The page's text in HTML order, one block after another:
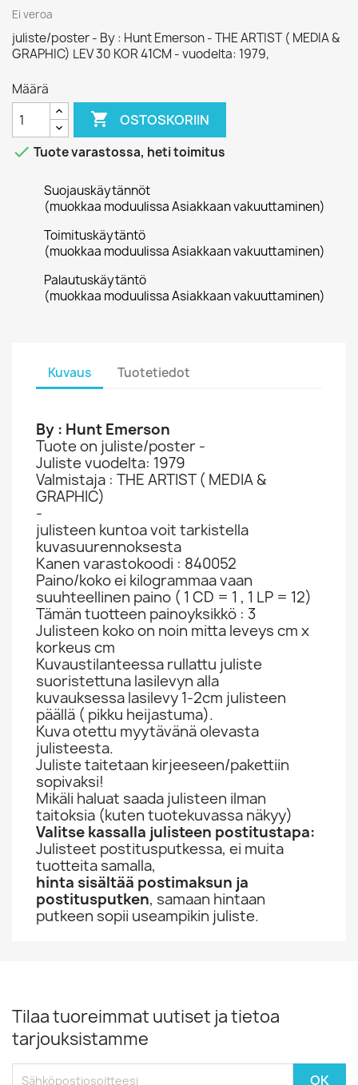
Ei veroa
juliste/poster - By : Hunt Emerson - THE ARTIST ( MEDIA &
GRAPHIC) LEV 30 KOR 41CM - vuodelta: 1979,
Määrä
 OSTOSKORIIN
 Tuote varastossa, heti toimitus
Suojauskäytännöt
(muokkaa moduulissa Asiakkaan vakuuttaminen)
Toimituskäytäntö
(muokkaa moduulissa Asiakkaan vakuuttaminen)
Palautuskäytäntö
(muokkaa moduulissa Asiakkaan vakuuttaminen)
Kuvaus Tuotetiedot
By : Hunt Emerson
Tuote on juliste/poster -
Juliste vuodelta: 1979
Valmistaja : THE ARTIST ( MEDIA &
GRAPHIC)
-
julisteen kuntoa voit tarkistella
kuvasuurennoksesta
Kanen varastokoodi : 840052
Paino/koko ei kilogrammaa vaan
suuhteellinen paino ( 1 CD = 1 , 1 LP = 12)
Tämän tuotteen painoyksikkö : 3
Julisteen koko on noin mitta leveys cm x
korkeus cm
Kuvaustilanteessa rullattu juliste
suoristettuna lasilevyn alla
kuvauksessa lasilevy 1-2cm julisteen
päällä ( pikku heijastuma).
Kuva otettu myytävänä olevasta
julisteesta.
Juliste taitetaan kirjeeseen/pakettiin
sopivaksi!
Mikäli haluat saada julisteen ilman
taitoksia (kuten tuotekuvassa näkyy)
Valitse kassalla julisteen postitustapa:
Julisteet postitusputkessa, ei muita
tuotteita samalla,
hinta sisältää postimaksun ja
postitusputken, samaan hintaan
putkeen sopii useampikin juliste.
Tilaa tuoreimmat uutiset ja tietoa
tarjouksistamme